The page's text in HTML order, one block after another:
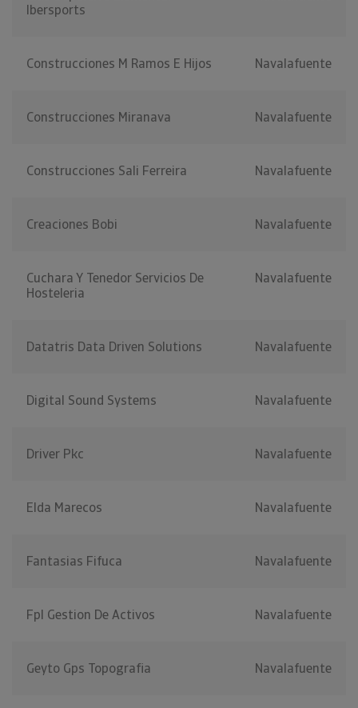
Ibersports
Construcciones M Ramos E Hijos Navalafuente
Construcciones Miranava Navalafuente
Construcciones Sali Ferreira Navalafuente
Creaciones Bobi Navalafuente
Cuchara Y Tenedor Servicios De
Hosteleria
Navalafuente
Datatris Data Driven Solutions Navalafuente
Digital Sound Systems Navalafuente
Driver Pkc Navalafuente
Elda Marecos Navalafuente
Fantasias Fifuca Navalafuente
Fpl Gestion De Activos Navalafuente
Geyto Gps Topografia Navalafuente